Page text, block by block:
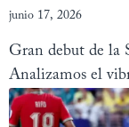
junio 17, 2026
Gran debut de la
Analizamos el
Messi y la